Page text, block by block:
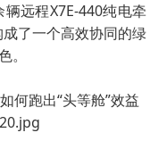
远程X7E-440纯电牵
了一个高效协同的绿